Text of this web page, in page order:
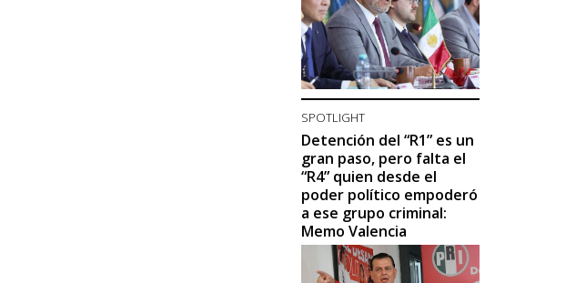
SPOTLIGHT
Detención del “R1” es un
gran paso, pero falta el
“R4” quien desde el
poder político empoderó
a ese grupo criminal:
Memo Valencia